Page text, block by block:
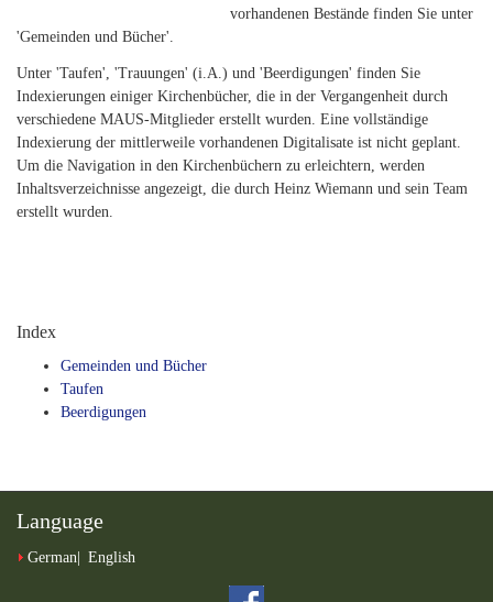
vorhandenen Bestände finden Sie unter
'Gemeinden und Bücher'.
Unter 'Taufen', 'Trauungen' (i.A.) und 'Beerdigungen' finden Sie
Indexierungen einiger Kirchenbücher, die in der Vergangenheit durch
verschiedene MAUS-Mitglieder erstellt wurden. Eine vollständige
Indexierung der mittlerweile vorhandenen Digitalisate ist nicht geplant.
Um die Navigation in den Kirchenbüchern zu erleichtern, werden
Inhaltsverzeichnisse angezeigt, die durch Heinz Wiemann und sein Team
erstellt wurden.
Index
Gemeinden und Bücher
Taufen
Beerdigungen
Language
German English